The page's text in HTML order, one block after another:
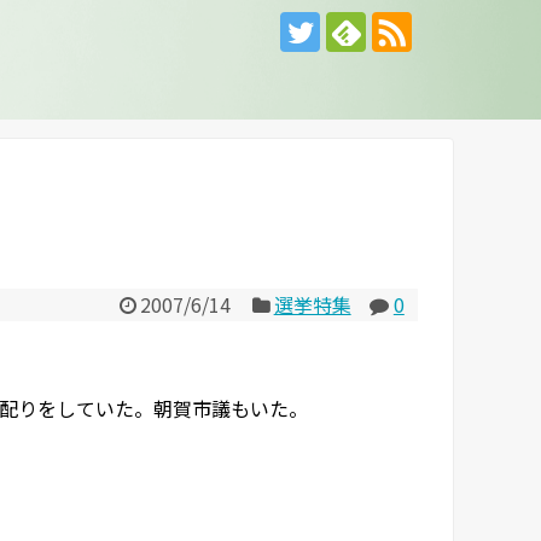
2007/6/14 選挙特集
0
をしていた。朝賀市議もいた。